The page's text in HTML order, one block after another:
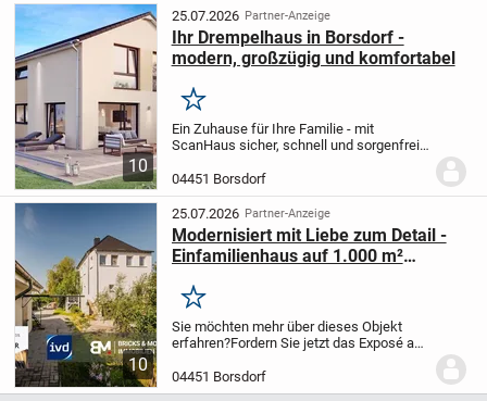
einem...
10
25.07.2026 Partner-Anzeige
Ihr Drempelhaus in Borsdorf -
modern, großzügig und komfortabel
Merken
Ein Zuhause für Ihre Familie - mit
ScanHaus sicher, schnell und sorgenfrei
eines Einfamilienhauses mehr als ein
Bauprojekt - es ist der Wunsch nach
einem...
04451 Borsdorf
10
25.07.2026 Partner-Anzeige
Modernisiert mit Liebe zum Detail -
Einfamilienhaus auf 1.000 m²
Merken
Sie möchten mehr über dieses Objekt
erfahren?Fordern Sie jetzt das Exposé an -
detaillierte Angaben zur Immobilie,
Grundrisspläne sowie weitere
04451 Borsdorf